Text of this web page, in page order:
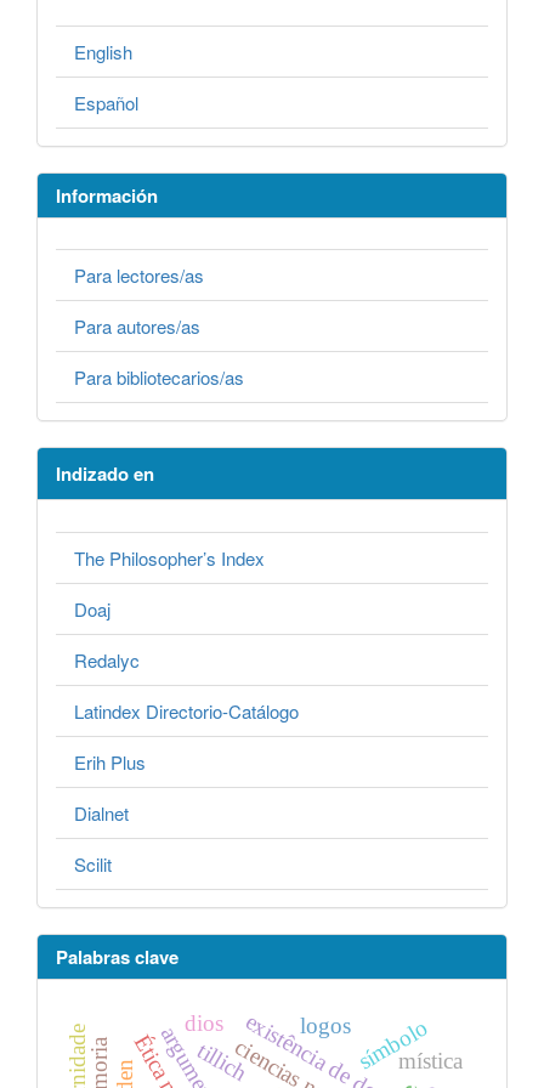
English
Español
Información
Para lectores/as
Para autores/as
Para bibliotecarios/as
Indizado en
The Philosopher’s Index
Doaj
Redalyc
Latindex Directorio-Catálogo
Erih Plus
Dialnet
Scilit
Palabras clave
existência de deus
tillich
dios símbolo
logos
mística